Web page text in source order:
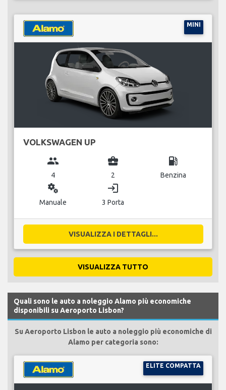
MINI
VOLKSWAGEN UP
group
4
business_center
2
local_gas_station
Benzina
miscellaneous_services
Manuale
login
3 Porta
VISUALIZZA I DETTAGLI...
VISUALIZZA TUTTO
Quali sono le auto a noleggio Alamo più economiche
disponibili su Aeroporto Lisbon?
Su Aeroporto Lisbon le auto a noleggio più economiche di
Alamo per categoria sono:
ELITE COMPATTA